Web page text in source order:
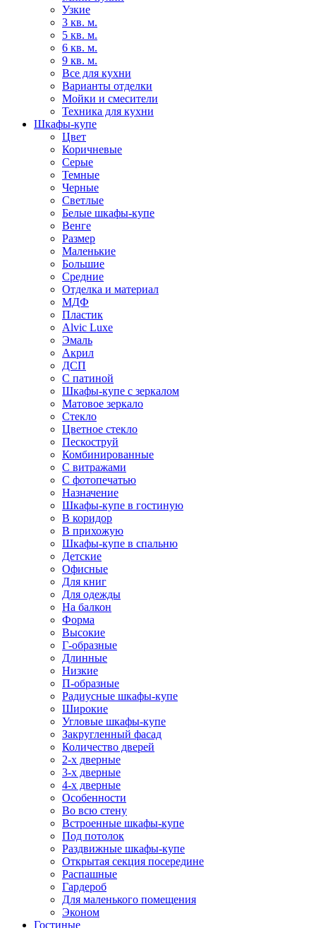
Узкие
3 кв. м.
5 кв. м.
6 кв. м.
9 кв. м.
Все для кухни
Варианты отделки
Мойки и смесители
Техника для кухни
Шкафы-купе
Цвет
Коричневые
Серые
Темные
Черные
Светлые
Белые шкафы-купе
Венге
Размер
Маленькие
Большие
Средние
Отделка и материал
МДФ
Пластик
Alvic Luxe
Эмаль
Акрил
ДСП
С патиной
Шкафы-купе с зеркалом
Матовое зеркало
Стекло
Цветное стекло
Пескоструй
Комбинированные
С витражами
С фотопечатью
Назначение
Шкафы-купе в гостиную
В коридор
В прихожую
Шкафы-купе в спальню
Детские
Офисные
Для книг
Для одежды
На балкон
Форма
Высокие
Г-образные
Длинные
Низкие
П-образные
Радиусные шкафы-купе
Широкие
Угловые шкафы-купе
Закругленный фасад
Количество дверей
2-х дверные
3-х дверные
4-х дверные
Особенности
Во всю стену
Встроенные шкафы-купе
Под потолок
Раздвижные шкафы-купе
Открытая секция посередине
Распашные
Гардероб
Для маленького помещения
Эконом
Гостиные